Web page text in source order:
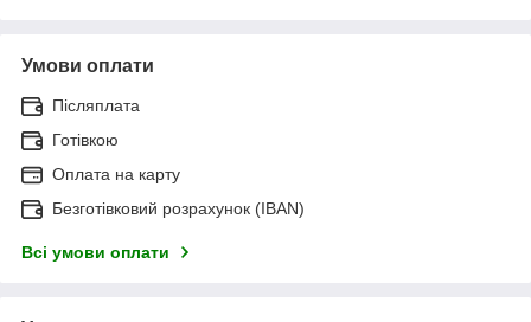
Умови оплати
Післяплата
Готівкою
Оплата на карту
Безготівковий розрахунок (IBAN)
Всі умови оплати